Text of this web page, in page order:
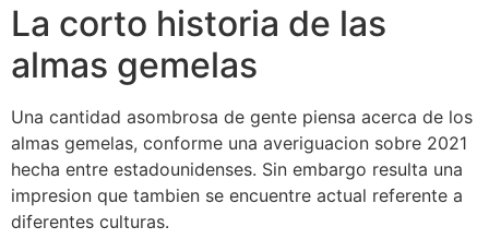
La corto historia de las
almas gemelas
Una cantidad asombrosa de gente piensa acerca de los
almas gemelas, conforme una averiguacion sobre 2021
hecha entre estadounidenses. Sin embargo resulta una
impresion que tambien se encuentre actual referente a
diferentes culturas.